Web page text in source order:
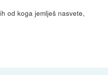
od koga jemlješ nasvete,